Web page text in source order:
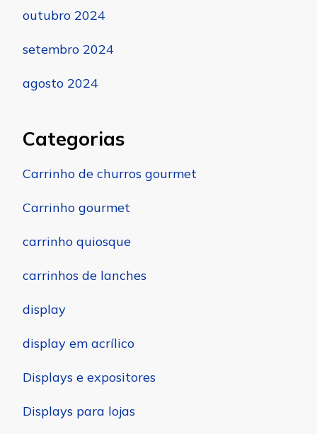
outubro 2024
setembro 2024
agosto 2024
Categorias
Carrinho de churros gourmet
Carrinho gourmet
carrinho quiosque
carrinhos de lanches
display
display em acrílico
Displays e expositores
Displays para lojas